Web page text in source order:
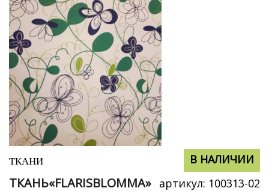
ТКАНИ
ТКАНЬ«FLARISBLOMMA»
В НАЛИЧИИ
артикул: 100313-02
В НАЛИЧИИ